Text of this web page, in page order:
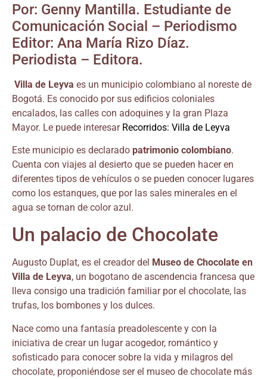
Por: Genny Mantilla. Estudiante de
Comunicación Social – Periodismo
Editor: Ana María Rizo Díaz.
Periodista – Editora.
Villa de Leyva es un municipio colombiano al noreste de
Bogotá. Es conocido por sus edificios coloniales
encalados, las calles con adoquines y la gran Plaza
Mayor. Le puede interesar Recorridos: Villa de Leyva
Este municipio es declarado patrimonio colombiano.
Cuenta con viajes al desierto que se pueden hacer en
diferentes tipos de vehículos o se pueden conocer lugares
como los estanques, que por las sales minerales en el
agua se tornan de color azul.
Un palacio de Chocolate
Augusto Duplat, es el creador del Museo de Chocolate en
Villa de Leyva, un bogotano de ascendencia francesa que
lleva consigo una tradición familiar por el chocolate, las
trufas, los bombones y los dulces.
Nace como una fantasía preadolescente y con la
iniciativa de crear un lugar acogedor, romántico y
sofisticado para conocer sobre la vida y milagros del
chocolate, proponiéndose ser el museo de chocolate más